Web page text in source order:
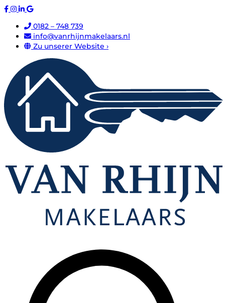
0182 – 748 739
info@vanrhijnmakelaars.nl
Zu unserer Website ›